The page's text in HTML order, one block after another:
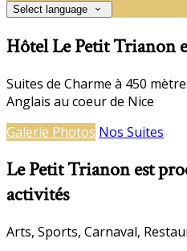
Select language
Hôtel Le Petit Trianon
Suites de Charme à 450
Anglais au coeur de Nice
Galerie Photos Nos Suites
Le Petit Trianon est
activités
Arts, Sports, Carnaval,